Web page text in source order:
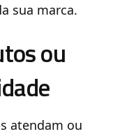
sua marca.
ou
atendam ou